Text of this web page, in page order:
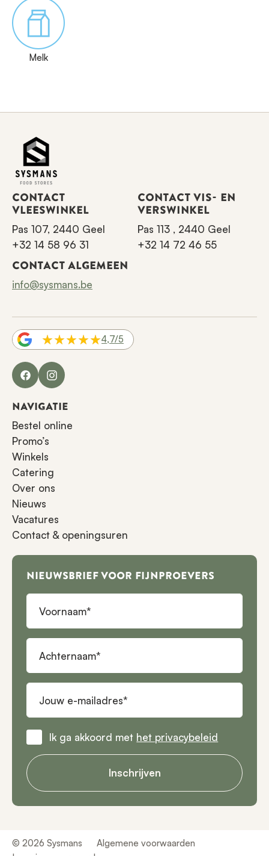
Melk
CONTACT
VLEESWINKEL
Pas 107, 2440 Geel
+32 14 58 96 31
CONTACT VIS- EN
VERSWINKEL
Pas 113 , 2440 Geel
+32 14 72 46 55
CONTACT ALGEMEEN
info@sysmans.be
4,7/5
FacebookInstagram
NAVIGATIE
Bestel online
Promo’s
Winkels
Catering
Over ons
Nieuws
Vacatures
Contact & openingsuren
NIEUWSBRIEF VOOR FIJNPROEVERS
Voornaam
Achternaam
Jouw e-mailadres
Ik ga akkoord met het privacybeleid
Inschrijven
© 2026 Sysmans
Algemene voorwaarden